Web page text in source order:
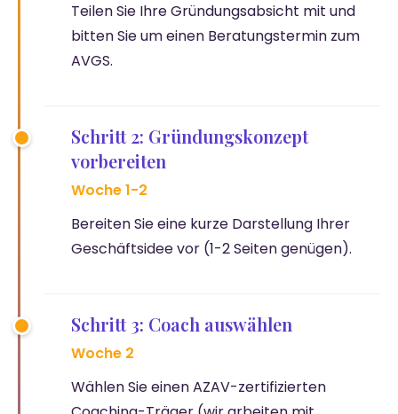
Teilen Sie Ihre Gründungsabsicht mit und
bitten Sie um einen Beratungstermin zum
AVGS.
Schritt 2: Gründungskonzept
vorbereiten
Woche 1-2
Bereiten Sie eine kurze Darstellung Ihrer
Geschäftsidee vor (1-2 Seiten genügen).
Schritt 3: Coach auswählen
Woche 2
Wählen Sie einen AZAV-zertifizierten